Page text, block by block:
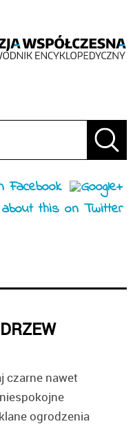
czarne nawet
ogrodzenia